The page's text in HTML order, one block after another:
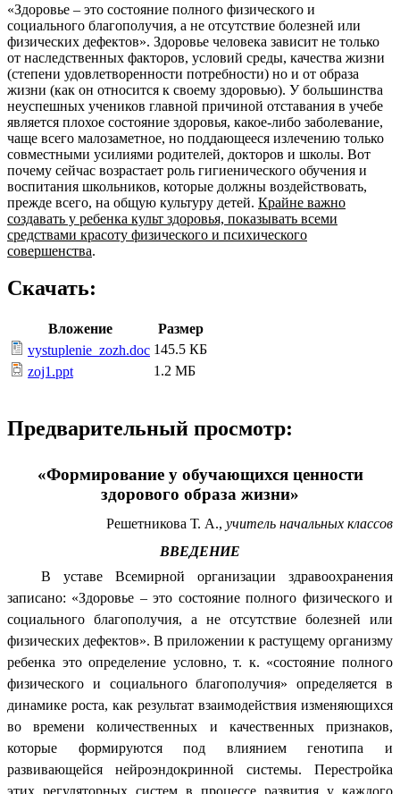
«Здоровье – это состояние полного физического и
социального благополучия, а не отсутствие болезней или
физических дефектов». Здоровье человека зависит не только
от наследственных факторов, условий среды, качества жизни
(степени удовлетворенности потребности) но и от образа
жизни (как он относится к своему здоровью). У большинства
неуспешных учеников главной причиной отставания в учебе
является плохое состояние здоровья, какое-либо заболевание,
чаще всего малозаметное, но поддающееся излечению только
совместными усилиями родителей, докторов и школы. Вот
почему сейчас возрастает роль гигиенического обучения и
воспитания школьников, которые должны воздействовать,
прежде всего, на общую культуру детей. Крайне важно
создавать у ребенка культ здоровья, показывать всеми
средствами красоту физического и психического
совершенства.
Скачать:
Вложение
Размер
vystuplenie_zozh.doc 145.5 КБ
zoj1.ppt
1.2 МБ
Предварительный просмотр:
«Формирование у обучающихся ценности
здорового образа жизни»
Решетникова Т. А., учитель начальных классов
ВВЕДЕНИЕ
В уставе Всемирной организации здравоохранения
записано: «Здоровье – это состояние полного физического и
социального благополучия, а не отсутствие болезней или
физических дефектов». В приложении к растущему организму
ребенка это определение условно, т. к. «состояние полного
физического и социального благополучия» определяется в
динамике роста, как результат взаимодействия изменяющихся
во времени количественных и качественных признаков,
которые формируются под влиянием генотипа и
развивающейся нейроэндокринной системы. Перестройка
этих регуляторных систем в процессе развития у каждого